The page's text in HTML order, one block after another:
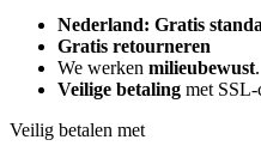
Nederland: Gratis
Gratis retourneren
We werken milieubewust.
Veilige betaling met
Veilig betalen met